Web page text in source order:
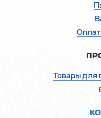
Товары для